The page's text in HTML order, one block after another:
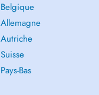
Belgique
Allemagne
Autriche
Suisse
Pays-Bas